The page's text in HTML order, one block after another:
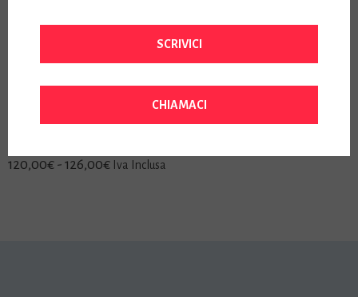
Prezzo:
Prezzo:
Toner OCE Colorwave 3700 APP
120,00€ - 126,00€Fascia
Iva Inclusa
SCRIVICI
CHIAMACI